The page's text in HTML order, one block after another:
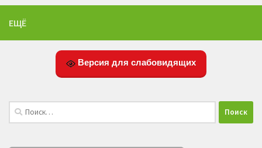
ЕЩЁ
Версия для слабовидящих
Найти: